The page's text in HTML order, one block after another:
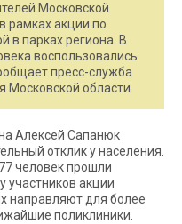
Московской
рамках акции по
в парках региона. В
воспользовались
пресс-служба
Московской области.
Алексей Сапанюк
отклик у населения.
человек прошли
участников акции
направляют для более
поликлиники.